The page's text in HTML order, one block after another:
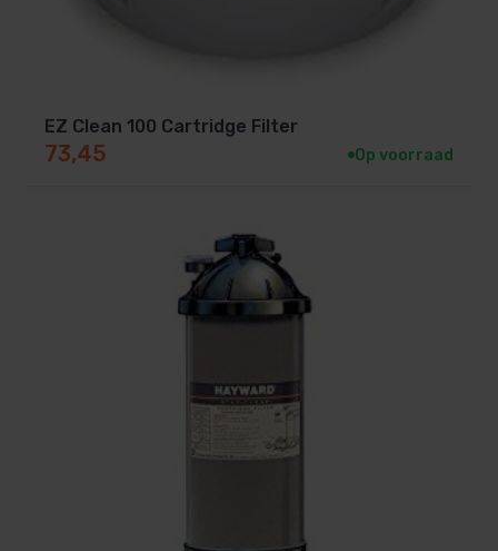
EZ Clean 100 Cartridge Filter
73,45 Op voorraad